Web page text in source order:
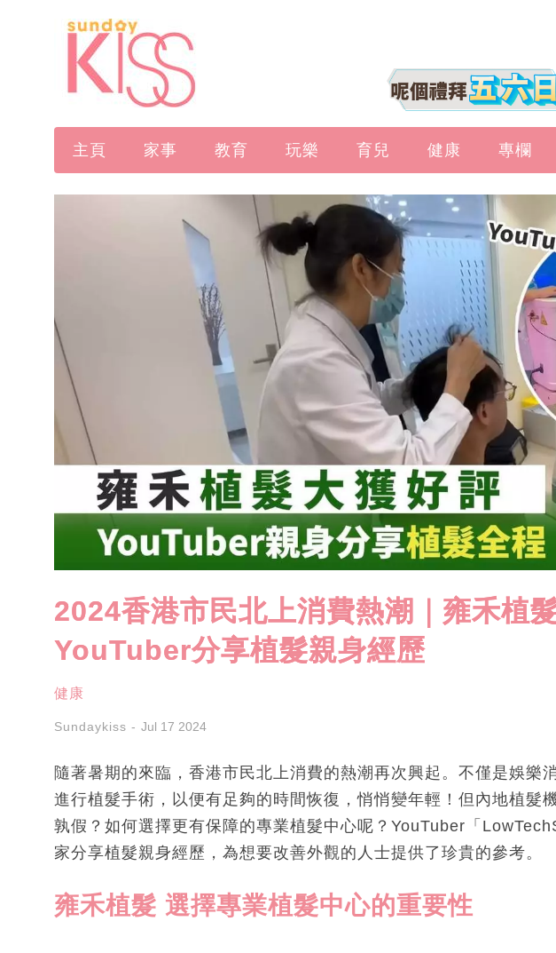
主頁 家事 教育 玩樂 育兒 健康 專欄
2024香港市民北上消費熱潮｜雍禾植髮
YouTuber分享植髮親身經歷
健康
Sundaykiss Jul 17 2024
隨著暑期的來臨，香港市民北上消費的熱潮再次興起。不僅是娛樂
進行植髮手術，以便有足夠的時間恢復，悄悄變年輕！但內地植髮
孰假？如何選擇更有保障的專業植髮中心呢？YouTuber「
家分享植髮親身經歷，為想要改善外觀的人士提供了珍貴的參考。
雍禾植髮 選擇專業植髮中心的重要性